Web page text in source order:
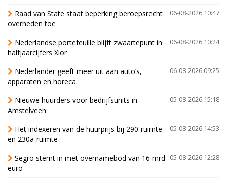
06-08-2026 10:47
Raad van State staat beperking beroepsrecht
overheden toe
06-08-2026 10:24
Nederlandse portefeuille blijft zwaartepunt in
halfjaarcijfers Xior
06-08-2026 09:25
Nederlander geeft meer uit aan auto’s,
apparaten en horeca
05-08-2026 15:18
Nieuwe huurders voor bedrijfsunits in
Amstelveen
05-08-2026 14:53
Het indexeren van de huurprijs bij 290-ruimte
en 230a-ruimte
05-08-2026 12:28
Segro stemt in met overnamebod van 16 mrd
euro